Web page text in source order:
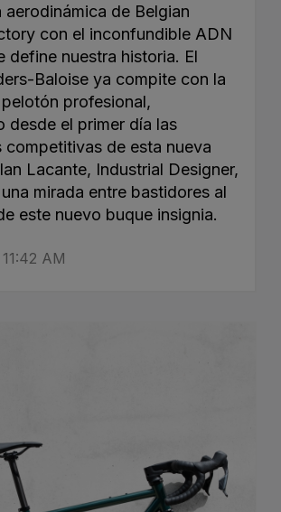
aerodinámica de Belgian
con el inconfundible ADN
define nuestra historia. El
Baloise ya compite con la
profesional,
desde el primer día las
competitivas de esta nueva
Lacante, Industrial Designer,
mirada entre bastidores al
este nuevo buque insignia.
AM